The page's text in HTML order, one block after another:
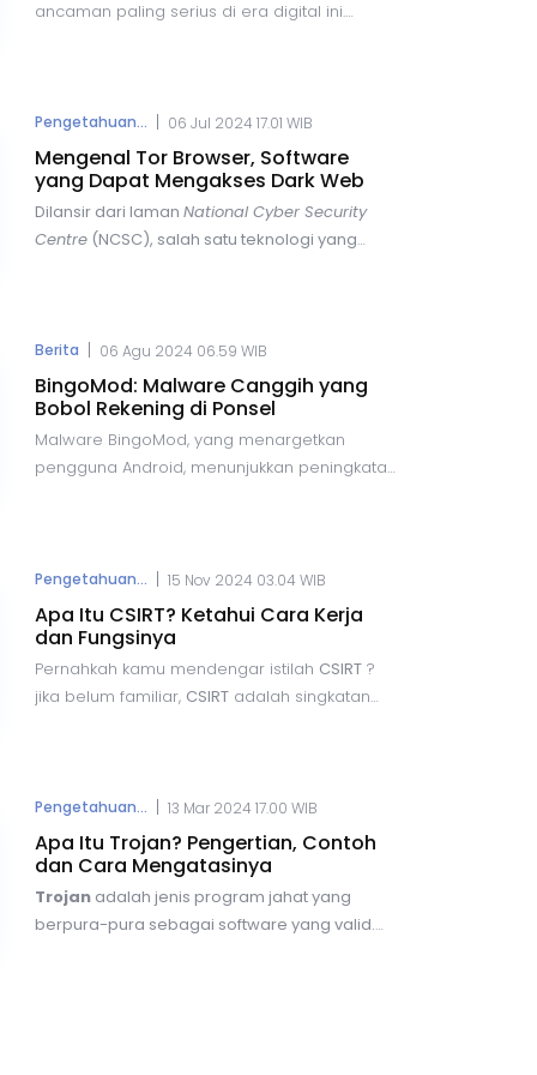
untuk sukses di industri ini.
ancaman paling serius di era digital ini.
meningkat. Kebocoran data dapat
menyebabkan kerugian besar, baik dari sisi
keuangan maupun reputasi.
Pengetahuan... 06 Jul 2024 17.01 WIB
Mengenal Tor Browser, Software
yang Dapat Mengakses Dark Web
Dilansir dari laman National Cyber Security
Centre(NCSC), salah satu teknologi yang
nama
Tor Browser.Tor Browser adalah
perangkat lunak yang memungkinkan
pengguna untuk menjelajahi internet secara
anonim dan aman.
Berita 06 Agu 2024 06.59 WIB
BingoMod: Malware Canggih yang
Bobol Rekening di Ponsel
Malware BingoMod, yang menargetkan
pengguna Android, menunjukkan peningkatan
BingoMod memiliki kemampuan membobol
aplikasi mobile banking dan menghapus
semua data di ponsel korban.
Pengetahuan... | 15 Nov 2024 03.04 WIB
Apa Itu CSIRT? Ketahui Cara Kerja
dan Fungsinya
Pernahkah kamu mendengar istilah CSIRT?
jika belum familiar, CSIRTadalah singkatan
kejadian terkait keamanan komputer salama
24 jam nonstop setiap hari. Layanan ini dapat
diakses oleh semua pihak, mulai dari individu,
perusahaan, instansi pemerintah, hingga
organisasi lainnya.
Pengetahuan... | 13 Mar 2024 17.00 WIB
Apa Itu Trojan? Pengertian, Contoh
dan Cara Mengatasinya
Trojanadalah jenis program jahat yang
berpura-pura sebagai software yang valid.